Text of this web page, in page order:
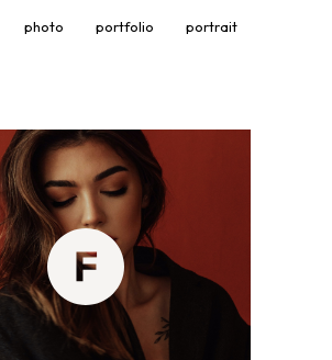
photo portfolio portrait